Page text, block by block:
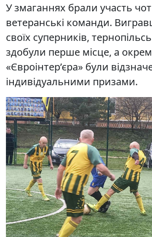
У змаганнях брали участь
ветеранські команди.
своїх суперників,
здобули перше місце, а
«Євроінтер’єра» були
індивідуальними призами.